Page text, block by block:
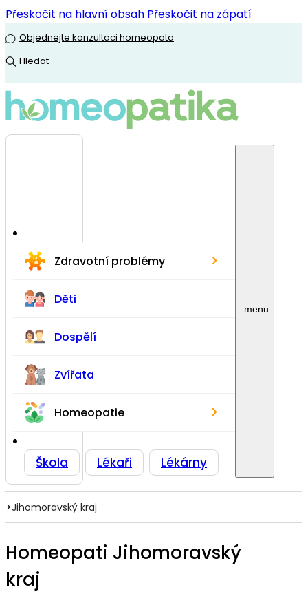
Přeskočit na hlavní obsah Přeskočit na zápatí
Objednejte konzultaci homeopata
Hledat
Zdravotní problémy ›
Děti
Dospělí
Zvířata
Homeopatie ›
Škola Lékaři Lékárny
>Jihomoravský kraj
Homeopati Jihomoravský
kraj